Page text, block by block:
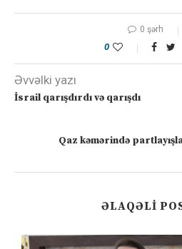
0 şərh
0
Əvvəlki yazı
İsrail qarışdırdı və qarışdı
Qaz kəmərində
ƏLAQƏLI